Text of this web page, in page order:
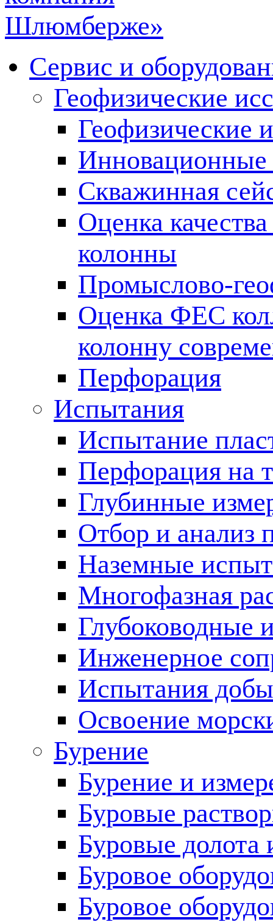
Сервис и
Геофизические
Геофизические
Инновационные
Скважинная
Оценка
колонны
Промыслово-
Оценка ФЕС
колонну
Перфорация
Испытания
Испытание
Перфорация на
Глубинные
Отбор и анализ
Наземные
Многофазная
Глубоководные
Инженерное
Испытания
Освоение
Бурение
Бурение и
Буровые
Буровые долота
Буровое
Буровое